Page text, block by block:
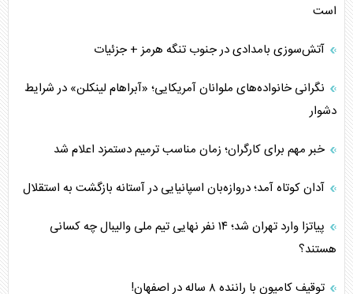
است
آتش‌سوزی بامدادی در جنوب تنگه هرمز + جزئیات
نگرانی خانواده‌های ملوانان آمریکایی؛ «آبراهام لینکلن» در شرایط
دشوار
خبر مهم برای کارگران؛ زمان مناسب ترمیم دستمزد اعلام شد
آدان کوتاه آمد؛ دروازه‌بان اسپانیایی در آستانه بازگشت به استقلال
پیاتزا وارد تهران شد؛ ۱۴ نفر نهایی تیم ملی والیبال چه کسانی
هستند؟
توقیف کامیون با راننده ۸ ساله در اصفهان!